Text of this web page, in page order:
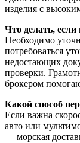
изделия с
Что делать,
Необходимо
потребоваться
недостающих
проверки.
брокером
Какой способ
Если важна
авто или
— морская